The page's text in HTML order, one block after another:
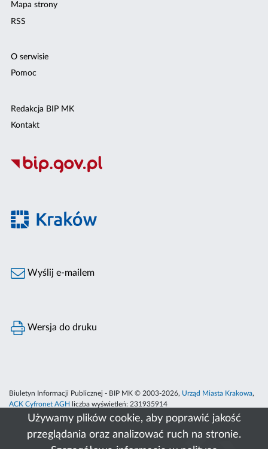
Używamy plików cookie, aby poprawić jakość
przeglądania oraz analizować ruch na stronie.
Mapa strony
RSS
O serwisie
Pomoc
Redakcja BIP MK
Kontakt
Wyślij e-mailem
Wersja do druku
Biuletyn Informacji Publicznej - BIP MK © 2003-2026, Urząd Miasta Krakowa,
ACK Cyfronet AGH
liczba wyświetleń: 231935914